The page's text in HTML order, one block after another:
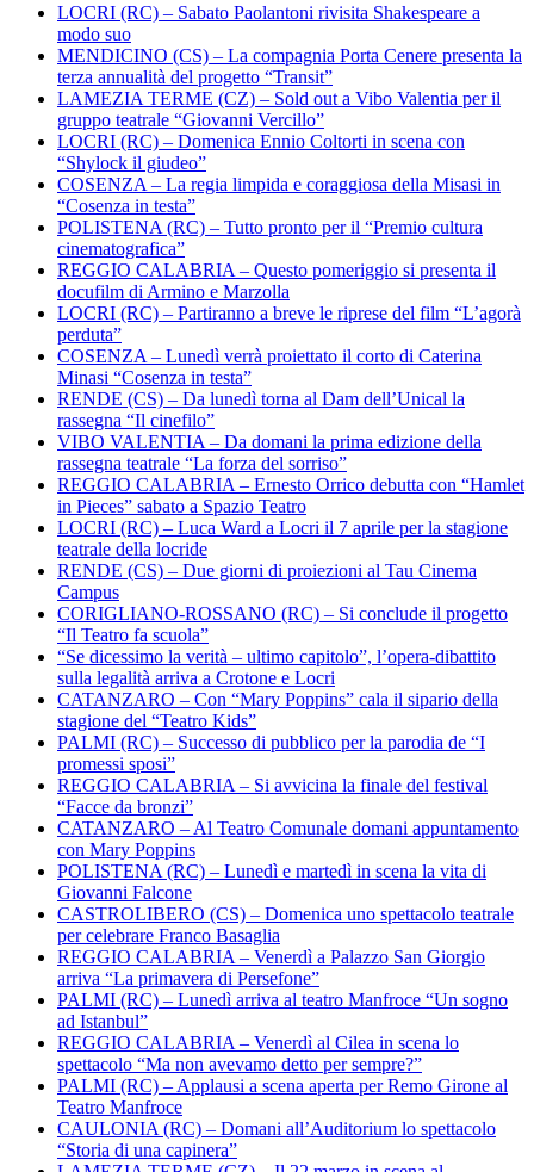
LOCRI (RC) – Sabato Paolantoni rivisita Shakespeare a
modo suo
MENDICINO (CS) – La compagnia Porta Cenere presenta la
terza annualità del progetto “Transit”
LAMEZIA TERME (CZ) – Sold out a Vibo Valentia per il
gruppo teatrale “Giovanni Vercillo”
LOCRI (RC) – Domenica Ennio Coltorti in scena con
“Shylock il giudeo”
COSENZA – La regia limpida e coraggiosa della Misasi in
“Cosenza in testa”
POLISTENA (RC) – Tutto pronto per il “Premio cultura
cinematografica”
REGGIO CALABRIA – Questo pomeriggio si presenta il
docufilm di Armino e Marzolla
LOCRI (RC) – Partiranno a breve le riprese del film “L’agorà
perduta”
COSENZA – Lunedì verrà proiettato il corto di Caterina
Minasi “Cosenza in testa”
RENDE (CS) – Da lunedì torna al Dam dell’Unical la
rassegna “Il cinefilo”
VIBO VALENTIA – Da domani la prima edizione della
rassegna teatrale “La forza del sorriso”
REGGIO CALABRIA – Ernesto Orrico debutta con “Hamlet
in Pieces” sabato a Spazio Teatro
LOCRI (RC) – Luca Ward a Locri il 7 aprile per la stagione
teatrale della locride
RENDE (CS) – Due giorni di proiezioni al Tau Cinema
Campus
CORIGLIANO-ROSSANO (RC) – Si conclude il progetto
“Il Teatro fa scuola”
“Se dicessimo la verità – ultimo capitolo”, l’opera-dibattito
sulla legalità arriva a Crotone e Locri
CATANZARO – Con “Mary Poppins” cala il sipario della
stagione del “Teatro Kids”
PALMI (RC) – Successo di pubblico per la parodia de “I
promessi sposi”
REGGIO CALABRIA – Si avvicina la finale del festival
“Facce da bronzi”
CATANZARO – Al Teatro Comunale domani appuntamento
con Mary Poppins
POLISTENA (RC) – Lunedì e martedì in scena la vita di
Giovanni Falcone
CASTROLIBERO (CS) – Domenica uno spettacolo teatrale
per celebrare Franco Basaglia
REGGIO CALABRIA – Venerdì a Palazzo San Giorgio
arriva “La primavera di Persefone”
PALMI (RC) – Lunedì arriva al teatro Manfroce “Un sogno
ad Istanbul”
REGGIO CALABRIA – Venerdì al Cilea in scena lo
spettacolo “Ma non avevamo detto per sempre?”
PALMI (RC) – Applausi a scena aperta per Remo Girone al
Teatro Manfroce
CAULONIA (RC) – Domani all’Auditorium lo spettacolo
“Storia di una capinera”